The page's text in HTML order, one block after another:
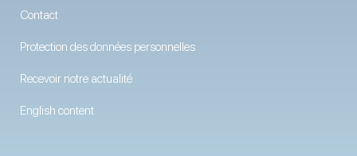
Contact
Protection des données personnelles
Recevoir notre actualité
English content